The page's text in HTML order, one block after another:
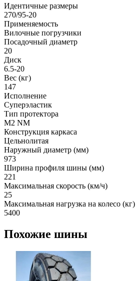
Идентичные размеры
270/95-20
Применяемость
Вилочные погрузчики
Посадочный диаметр
20
Диск
6.5-20
Вес (кг)
147
Исполнение
Суперэластик
Тип протектора
M2 NM
Конструкция каркаса
Цельнолитая
Наружный диаметр (мм)
973
Ширина профиля шины (мм)
221
Максимальная скорость (км/ч)
25
Максимальная нагрузка на колесо (кг)
5400
Похожие шины